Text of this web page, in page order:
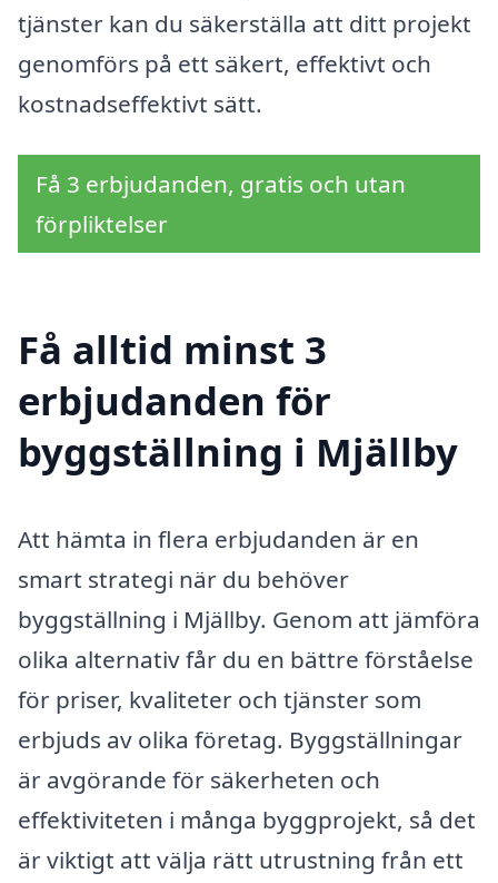
tjänster kan du säkerställa att ditt projekt
genomförs på ett säkert, effektivt och
kostnadseffektivt sätt.
Få 3 erbjudanden, gratis och utan
förpliktelser
Få alltid minst 3
erbjudanden för
byggställning i Mjällby
Att hämta in flera erbjudanden är en
smart strategi när du behöver
byggställning i Mjällby. Genom att jämföra
olika alternativ får du en bättre förståelse
för priser, kvaliteter och tjänster som
erbjuds av olika företag. Byggställningar
är avgörande för säkerheten och
effektiviteten i många byggprojekt, så det
är viktigt att välja rätt utrustning från ett